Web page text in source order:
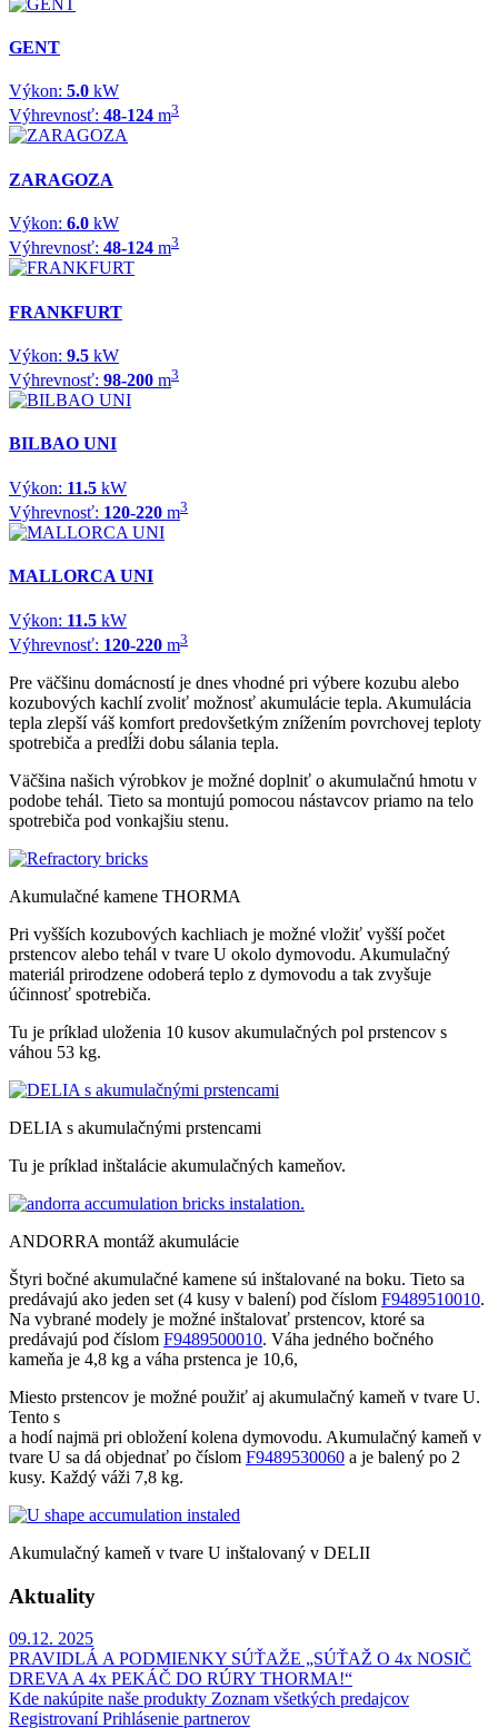
GENT
Výkon: 5.0 kW
Výhrevnosť: 48-124 m3
ZARAGOZA
Výkon: 6.0 kW
Výhrevnosť: 48-124 m3
FRANKFURT
Výkon: 9.5 kW
Výhrevnosť: 98-200 m3
BILBAO UNI
Výkon: 11.5 kW
Výhrevnosť: 120-220 m3
MALLORCA UNI
Výkon: 11.5 kW
Výhrevnosť: 120-220 m3
Pre väčšinu domácností je dnes vhodné pri výbere kozubu alebo
kozubových kachlí zvoliť možnosť akumulácie tepla. Akumulácia
tepla zlepší váš komfort predovšetkým znížením povrchovej teploty
spotrebiča a predĺži dobu sálania tepla.
Väčšina našich výrobkov je možné doplniť o akumulačnú hmotu v
podobe tehál. Tieto sa montujú pomocou nástavcov priamo na telo
spotrebiča pod vonkajšiu stenu.
Akumulačné kamene THORMA
Pri vyšších kozubových kachliach je možné vložiť vyšší počet
prstencov alebo tehál v tvare U okolo dymovodu. Akumulačný
materiál prirodzene odoberá teplo z dymovodu a tak zvyšuje
účinnosť spotrebiča.
Tu je príklad uloženia 10 kusov akumulačných pol prstencov s
váhou 53 kg.
DELIA s akumulačnými prstencami
Tu je príklad inštalácie akumulačných kameňov.
ANDORRA montáž akumulácie
Štyri bočné akumulačné kamene sú inštalované na boku. Tieto sa
predávajú ako jeden set (4 kusy v balení) pod číslom F9489510010.
Na vybrané modely je možné inštalovať prstencov, ktoré sa
predávajú pod číslom F9489500010. Váha jedného bočného
kameňa je 4,8 kg a váha prstenca je 10,6,
Miesto prstencov je možné použiť aj akumulačný kameň v tvare U.
Tento s
a hodí najmä pri obložení kolena dymovodu. Akumulačný kameň v
tvare U sa dá objednať po číslom F9489530060 a je balený po 2
kusy. Každý váži 7,8 kg.
Akumulačný kameň v tvare U inštalovaný v DELII
Aktuality
09.12. 2025
PRAVIDLÁ A PODMIENKY SÚŤAŽE „SÚŤAŽ O 4x NOSIČ
DREVA A 4x PEKÁČ DO RÚRY THORMA!“
Kde nakúpite naše produkty Zoznam všetkých predajcov
Registrovaní Prihlásenie partnerov